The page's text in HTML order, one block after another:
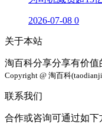
2026-07-08 0
关于本站
淘百科分享分享有价值
Copyright @ 淘百科
联系我们
合作或咨询可通过如下